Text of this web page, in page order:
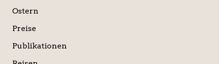
Ostern
Preise
Publikationen